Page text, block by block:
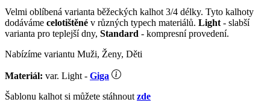
Velmi oblíbená varianta běžeckých kalhot 3/4 délky. Tyto kalhoty
dodáváme celotištěné v různých typech materiálů. Light - slabší
varianta pro teplejší dny, Standard - kompresní provedení.
Nabízíme variantu Muži, Ženy, Děti
Materiál: var. Light - Giga
Šablonu kalhot si můžete stáhnout zde